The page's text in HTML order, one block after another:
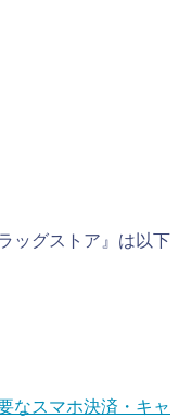
ッグストア』は以下
なスマホ決済・キャ